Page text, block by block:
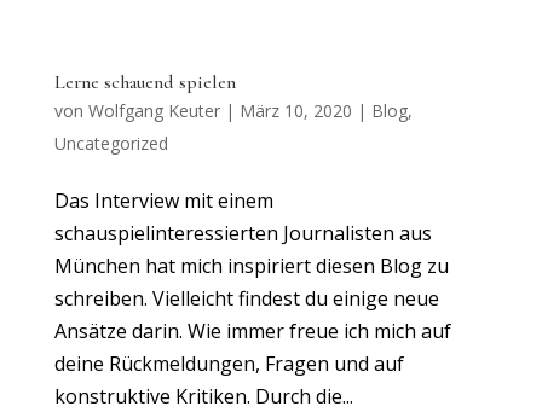
Lerne schauend spielen
von Wolfgang Keuter| März 10, 2020 | Blog,
Uncategorized
Das Interview mit einem
schauspielinteressierten Journalisten aus
München hat mich inspiriert diesen Blog zu
schreiben. Vielleicht findest du einige neue
Ansätze darin. Wie immer freue ich mich auf
deine Rückmeldungen, Fragen und auf
konstruktive Kritiken. Durch die...